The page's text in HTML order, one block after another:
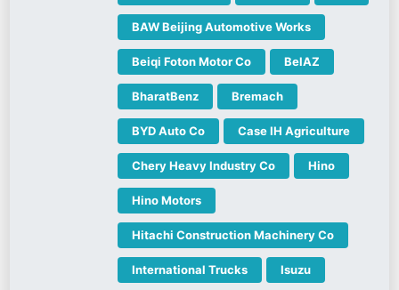
BAW Beijing Automotive Works
Beiqi Foton Motor Co BelAZ
BharatBenz Bremach
BYD Auto Co Case IH Agriculture
Chery Heavy Industry Co Hino
Hino Motors
Hitachi Construction Machinery Co
International Trucks Isuzu